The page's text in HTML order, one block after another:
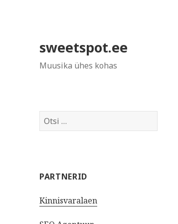
sweetspot.ee
Muusika ühes kohas
Otsi:
PARTNERID
Kinnisvaralaen